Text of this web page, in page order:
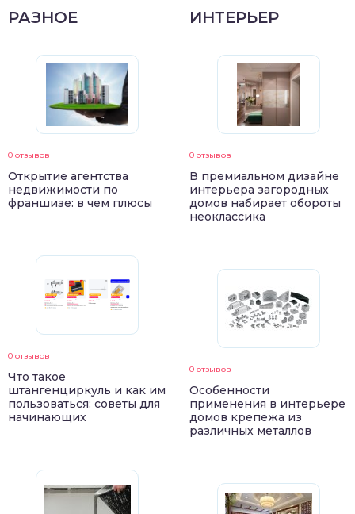
РАЗНОЕ
0 отзывов
Открытие агентства
недвижимости по
франшизе: в чем плюсы
0 отзывов
Что такое
штангенциркуль и как им
пользоваться: советы для
начинающих
ИНТЕРЬЕР
0 отзывов
В премиальном дизайне
интерьера загородных
домов набирает обороты
неоклассика
0 отзывов
Особенности
применения в интерьере
домов крепежа из
различных металлов